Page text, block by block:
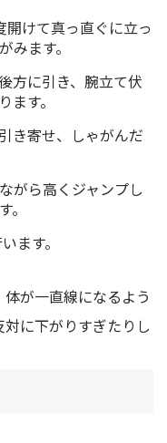
けて真っ直ぐに立っ
みます。
方に引き、腕立て伏
ます。
き寄せ、しゃがんだ
がら高くジャンプし
ます。
が一直線になるよう
に下がりすぎたりし